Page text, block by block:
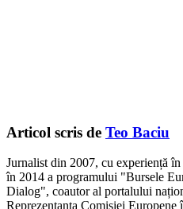
Articol scris de Teo Baciu
Jurnalist din 2007, cu experiență
în 2014 a programului "Bursele
Dialog", coautor al portalului
Reprezentanța Comisiei